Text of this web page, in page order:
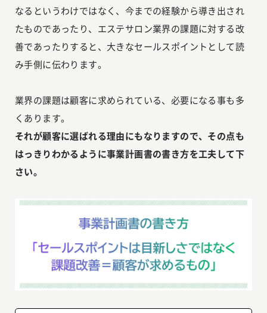
なるというわけではなく、今までの経験から導き出され
たものであったり、エステサロン業界の課題に対する改
善であったりすると、大きなセールスポイントとして読
み手側に伝わります。
業界の課題は顧客に求められている、必要になる事も多
くあります。
それが顧客に選ばれる理由にもなりますので、その点も
はっきりわかるように事業計画書の書き方を工夫して下
さい。